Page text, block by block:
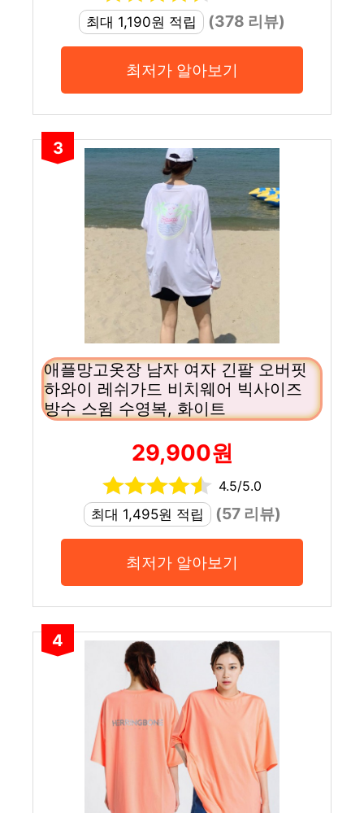
최대 1,190원 적립
(378 리뷰)
최저가 알아보기
3
애플망고옷장 남자 여자 긴팔 오버핏
하와이 레쉬가드 비치웨어 빅사이즈
방수 스윔 수영복, 화이트
29,900원
4.5/5.0
최대 1,495원 적립
(57 리뷰)
최저가 알아보기
4